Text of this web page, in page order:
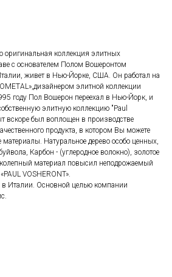
оригинальная коллекция элитных
с основателем Полом Вошеронтом
живет в Нью-Йорке, США. Он работал на
элитной коллекции
году Пол Вошерон переехал в Нью-Йорк, и
элитную коллекцию "Paul
вскоре был воплощен в производстве
продукта, в котором Вы можете
Натуральное дерево особо ценных,
Карбон - (углеродное волокно), золотое
материал повысил неподрожаемый
VOSHERONT».
в Италии. Основной целью компании